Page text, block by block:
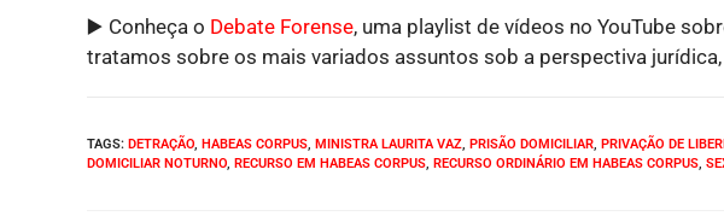
▶️ Conheça o Debate Forense, uma playlist de vídeos no YouTube
tratamos sobre os mais variados assuntos sob a perspectiva jurídica,
TAGS: DETRAÇÃO, HABEAS CORPUS, MINISTRA LAURITA VAZ, PRISÃO DOMICILIAR, PRIVAÇÃO DE
DOMICILIAR NOTURNO, RECURSO EM HABEAS CORPUS, RECURSO ORDINÁRIO EM HABEAS CORPUS,